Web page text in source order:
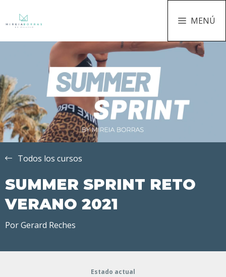
MENÚ
Todos los cursos
SUMMER SPRINT RETO
VERANO 2021
PorGerard Reches
Estado actual